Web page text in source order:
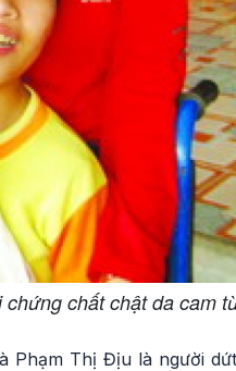
chất chật da cam
Phạm Thị Địu là người